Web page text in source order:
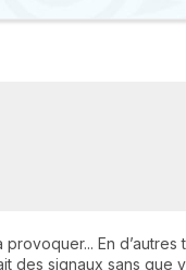
En
des signaux sans